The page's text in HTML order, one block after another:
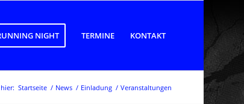
NIGHT TERMINE KONTAKT
Startseite / News / Einladung / Veranstaltungen